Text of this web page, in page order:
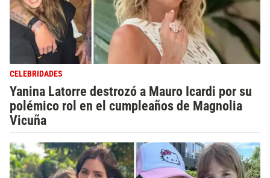
CELEBRIDADES
Yanina Latorre destrozó a Mauro Icardi por su
polémico rol en el cumpleaños de Magnolia
Vicuña